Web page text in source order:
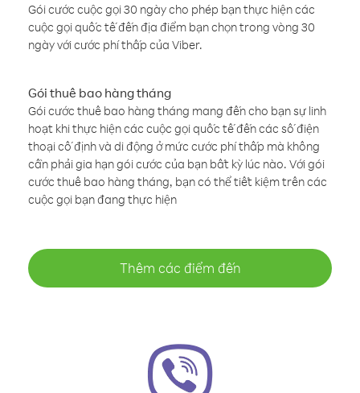
Gói cước cuộc gọi 30 ngày cho phép bạn thực hiện các
cuộc gọi quốc tế đến địa điểm bạn chọn trong vòng 30
ngày với cước phí thấp của Viber.
Gói thuê bao hàng tháng
Gói cước thuê bao hàng tháng mang đến cho bạn sự linh
hoạt khi thực hiện các cuộc gọi quốc tế đến các số điện
thoại cố định và di động ở mức cước phí thấp mà không
cần phải gia hạn gói cước của bạn bất kỳ lúc nào. Với gói
cước thuê bao hàng tháng, bạn có thể tiết kiệm trên các
cuộc gọi bạn đang thực hiện
Thêm các điểm đến